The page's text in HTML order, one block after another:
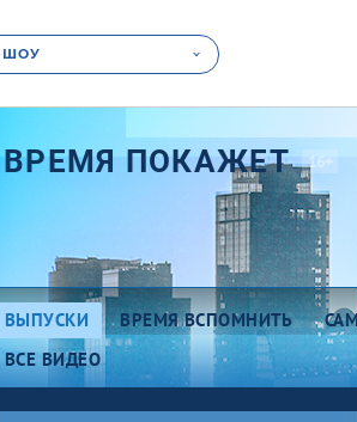
ШОУ
ВРЕМЯ ПОКАЖЕТ 16+
ВЫПУСКИ ВРЕМЯ ВСПОМНИТЬ
ВСЕ ВИДЕО